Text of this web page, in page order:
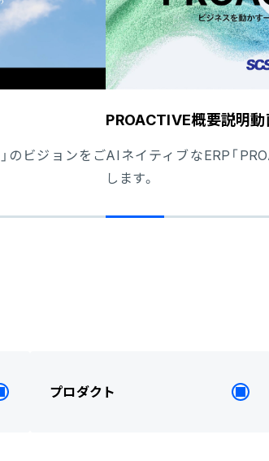
のビジョンをご
PROACTIVE概要説明動
AIネイティブなERP「
します。
プロダクト